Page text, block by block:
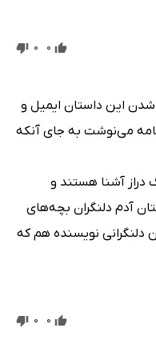
0
0
شدن این داستان ایمیل و
می‌نوشت به جای آنکه
دراز آشنا هستند و
آدم دلنگران بچه‌های
دلنگرانی نویسنده هم که
0
0